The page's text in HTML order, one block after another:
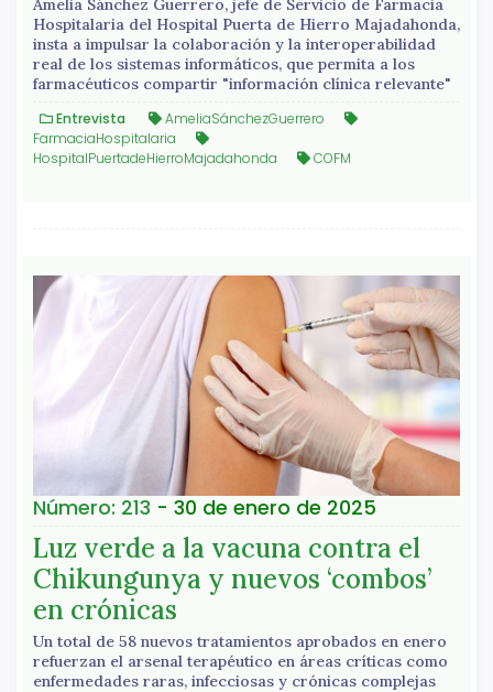
Amelia Sánchez Guerrero, jefe de Servicio de Farmacia
Hospitalaria del Hospital Puerta de Hierro Majadahonda,
insta a impulsar la colaboración y la interoperabilidad
real de los sistemas informáticos, que permita a los
farmacéuticos compartir "información clínica relevante"
Entrevista
AmeliaSánchezGuerrero
FarmaciaHospitalaria
HospitalPuertadeHierroMajadahonda
COFM
Número: 213 - 30 de enero de 2025
Luz verde a la vacuna contra el
Chikungunya y nuevos ‘combos’
en crónicas
Un total de 58 nuevos tratamientos aprobados en enero
refuerzan el arsenal terapéutico en áreas críticas como
enfermedades raras, infecciosas y crónicas complejas